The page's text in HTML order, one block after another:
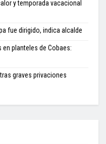
y temporada vacacional
fue dirigido, indica alcalde
planteles de Cobaes:
graves privaciones